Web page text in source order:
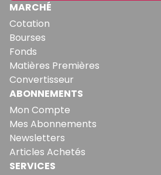
MARCHÉ
Cotation
Bourses
Fonds
Matières Premières
Convertisseur
ABONNEMENTS
Mon Compte
Mes Abonnements
Newsletters
Articles Achetés
SERVICES